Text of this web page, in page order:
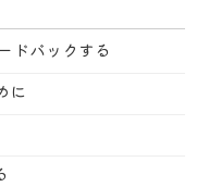
ドバックする
に